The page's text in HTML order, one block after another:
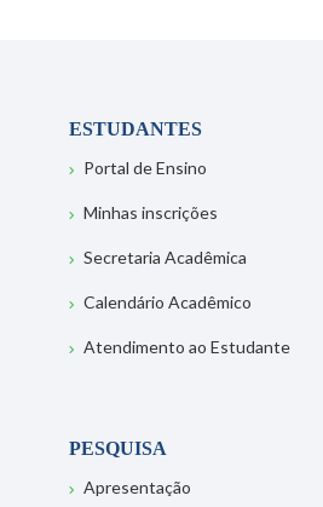
ESTUDANTES
Portal de Ensino
Minhas inscrições
Secretaria Acadêmica
Calendário Acadêmico
Atendimento ao Estudante
PESQUISA
Apresentação